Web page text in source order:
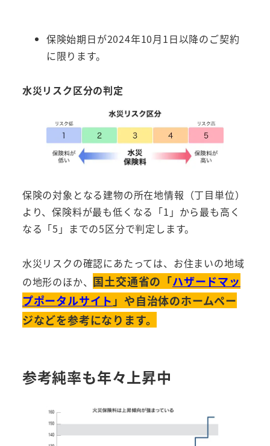
保険始期日が2024年10月1日以降のご契約
に限ります。
水災リスク区分の判定
保険の対象となる建物の所在地情報（丁目単位）
より、保険料が最も低くなる「1」から最も高く
なる「5」までの5区分で判定します。
水災リスクの確認にあたっては、お住まいの地域
の地形のほか、 国土交通省の「ハザードマッ
プポータルサイト 」や自治体のホームペー
ジなどを参考になります。
参考純率も年々上昇中